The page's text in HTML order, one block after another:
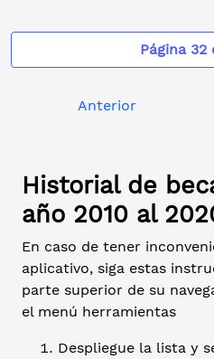
Página 32
Anterior
Historial de
año 2010 al
En caso de tener
aplicativo, siga estas
parte superior de su
el menú herramientas
Despliegue la lista y